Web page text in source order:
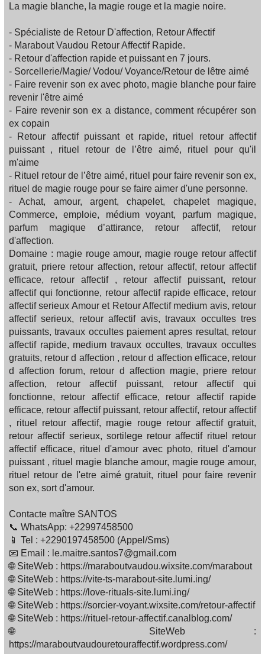
La magie blanche, la magie rouge et la magie noire.
- Spécialiste de Retour D'affection, Retour Affectif
- Marabout Vaudou Retour Affectif Rapide.
- Retour d'affection rapide et puissant en 7 jours.
- Sorcellerie/Magie/ Vodou/ Voyance/Retour de lêtre aimé
- Faire revenir son ex avec photo, magie blanche pour faire
revenir l'être aimé
- Faire revenir son ex a distance, comment récupérer son
ex copain
- Retour affectif puissant et rapide, rituel retour affectif
puissant , rituel retour de l’être aimé, rituel pour qu'il
m'aime
- Rituel retour de l’être aimé, rituel pour faire revenir son ex,
rituel de magie rouge pour se faire aimer d'une personne.
- Achat, amour, argent, chapelet, chapelet magique,
Commerce, emploie, médium voyant, parfum magique,
parfum magique d’attirance, retour affectif, retour
d'affection.
Domaine : magie rouge amour, magie rouge retour affectif
gratuit, priere retour affection, retour affectif, retour affectif
efficace, retour affectif , retour affectif puissant, retour
affectif qui fonctionne, retour affectif rapide efficace, retour
affectif serieux Amour et Retour Affectif medium avis, retour
affectif serieux, retour affectif avis, travaux occultes tres
puissants, travaux occultes paiement apres resultat, retour
affectif rapide, medium travaux occultes, travaux occultes
gratuits, retour d affection , retour d affection efficace, retour
d affection forum, retour d affection magie, priere retour
affection, retour affectif puissant, retour affectif qui
fonctionne, retour affectif efficace, retour affectif rapide
efficace, retour affectif puissant, retour affectif, retour affectif
, rituel retour affectif, magie rouge retour affectif gratuit,
retour affectif serieux, sortilege retour affectif rituel retour
affectif efficace, rituel d'amour avec photo, rituel d'amour
puissant , rituel magie blanche amour, magie rouge amour,
rituel retour de l'etre aimé gratuit, rituel pour faire revenir
son ex, sort d'amour.
Contacte maître SANTOS
📞 WhatsApp: +22997458500
📱 Tel : +2290197458500 (Appel/Sms)
📧 Email : le.maitre.santos7@gmail.com
🌐 SiteWeb : https://maraboutvaudou.wixsite.com/marabout
🌐 SiteWeb : https://vite-ts-marabout-site.lumi.ing/
🌐 SiteWeb : https://love-rituals-site.lumi.ing/
🌐 SiteWeb : https://sorcier-voyant.wixsite.com/retour-affectif
🌐 SiteWeb : https://rituel-retour-affectif.canalblog.com/
🌐 SiteWeb :
https://maraboutvaudouretouraffectif.wordpress.com/